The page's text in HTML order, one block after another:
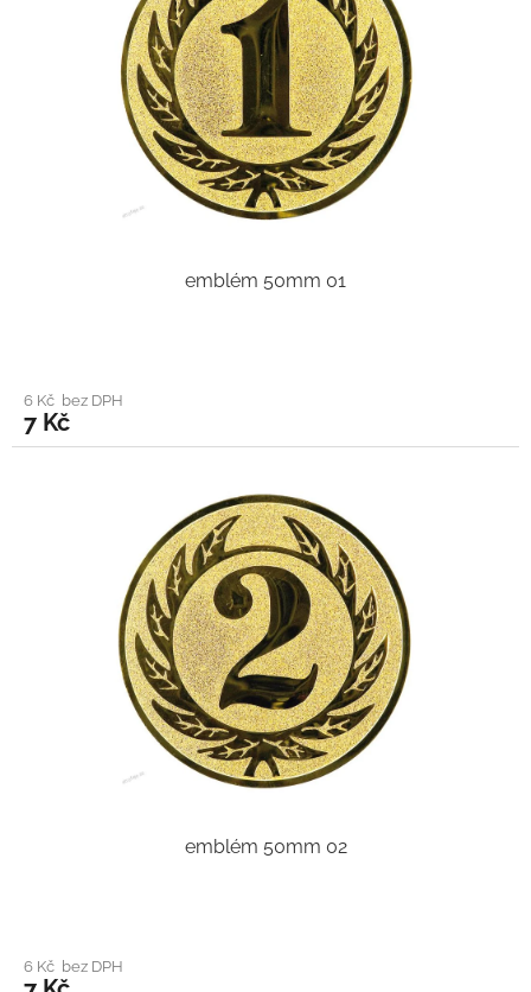
emblém 50mm 01
6 Kč bez DPH
7 Kč
emblém 50mm 02
6 Kč bez DPH